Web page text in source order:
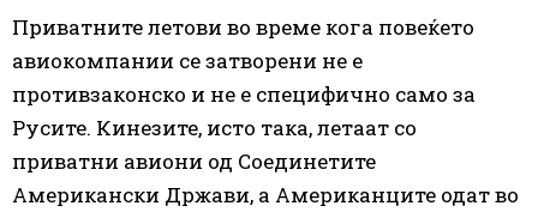
Приватните летови во време кога повеќето
авиокомпании се затворени не е
противзаконско и не е специфично само за
Русите. Кинезите, исто така, летаат со
приватни авиони од Соединетите
Американски Држави, а Американците одат во